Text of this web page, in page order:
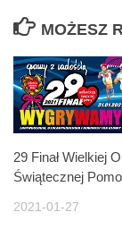
MOŻESZ
29 Finał Wielkiej
Świątecznej
2021-01-27